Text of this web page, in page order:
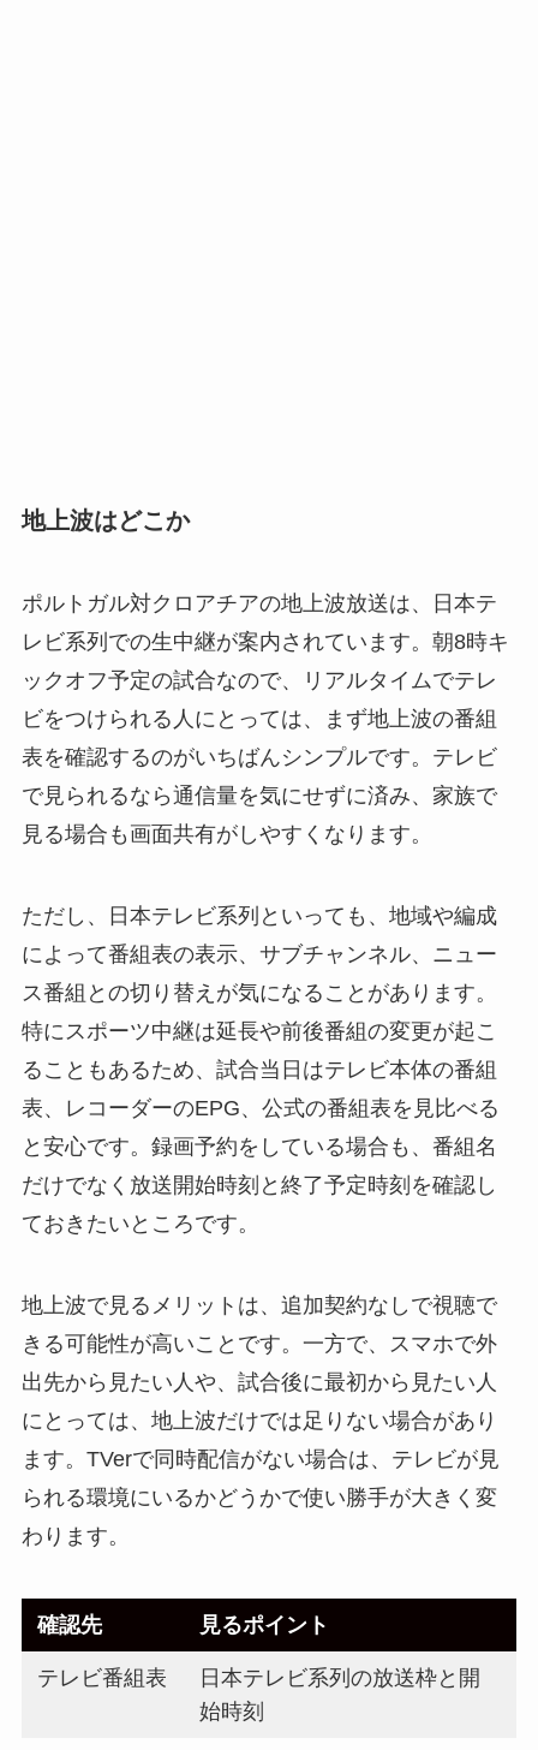
地上波はどこか
ポルトガル対クロアチアの地上波放送は、日本テ
レビ系列での生中継が案内されています。朝8時キ
ックオフ予定の試合なので、リアルタイムでテレ
ビをつけられる人にとっては、まず地上波の番組
表を確認するのがいちばんシンプルです。テレビ
で見られるなら通信量を気にせずに済み、家族で
見る場合も画面共有がしやすくなります。
ただし、日本テレビ系列といっても、地域や編成
によって番組表の表示、サブチャンネル、ニュー
ス番組との切り替えが気になることがあります。
特にスポーツ中継は延長や前後番組の変更が起こ
ることもあるため、試合当日はテレビ本体の番組
表、レコーダーのEPG、公式の番組表を見比べる
と安心です。録画予約をしている場合も、番組名
だけでなく放送開始時刻と終了予定時刻を確認し
ておきたいところです。
地上波で見るメリットは、追加契約なしで視聴で
きる可能性が高いことです。一方で、スマホで外
出先から見たい人や、試合後に最初から見たい人
にとっては、地上波だけでは足りない場合があり
ます。TVerで同時配信がない場合は、テレビが見
られる環境にいるかどうかで使い勝手が大きく変
わります。
確認先 見るポイント
テレビ番組表
日本テレビ系列の放送枠と開
始時刻